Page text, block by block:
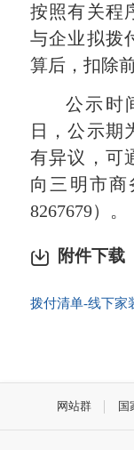
按照有关程
与企业拟拨
算后，扣除
公示时
日，公示期
有异议，可
向三明市商
8267679）。
附件下载
拨付清单-线下家
网站群 国